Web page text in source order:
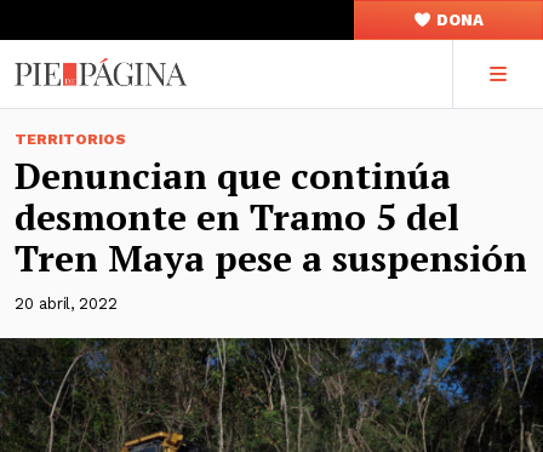
DONA
TERRITORIOS
Denuncian que continúa
desmonte en Tramo 5 del
Tren Maya pese a suspensión
20 abril, 2022